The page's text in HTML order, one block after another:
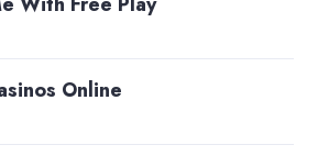
Online